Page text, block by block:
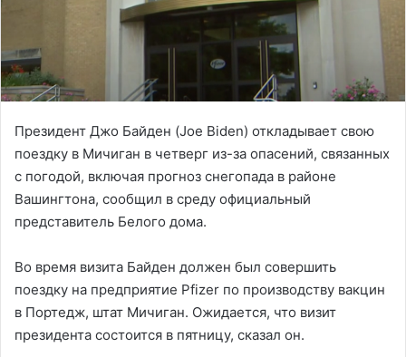
Президент Джо Байден (Joe Biden) откладывает свою
поездку в Мичиган в четверг из-за опасений, связанных
с погодой, включая прогноз снегопада в районе
Вашингтона, сообщил в среду официальный
представитель Белого дома.
Во время визита Байден должен был совершить
поездку на предприятие Pfizer по производству вакцин
в Портедж, штат Мичиган. Ожидается, что визит
президента состоится в пятницу, сказал он.